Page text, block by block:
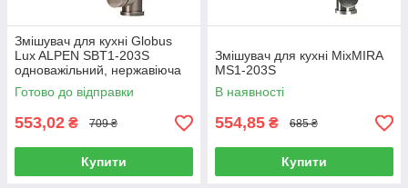
Змішувач для кухні Globus
Lux ALPEN SBT1-203S
одноважільний, нержавіюча
сталь
Готово до відправки
553,02 ₴ 709 ₴
Купити
Змішувач для кухні MixMIRA
MS1-203S
В наявності
554,85 ₴ 685 ₴
Купити